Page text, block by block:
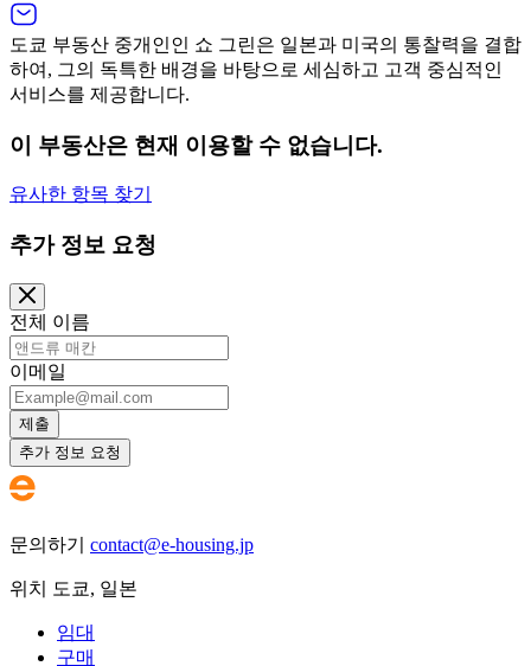
도쿄 부동산 중개인인 쇼 그린은 일본과 미국의 통찰력을 결합
하여, 그의 독특한 배경을 바탕으로 세심하고 고객 중심적인
서비스를 제공합니다.
이 부동산은 현재 이용할 수 없습니다.
유사한 항목 찾기
추가 정보 요청
전체 이름
이메일
제출
추가 정보 요청
문의하기 contact@e-housing.jp
위치 도쿄, 일본
임대
구매